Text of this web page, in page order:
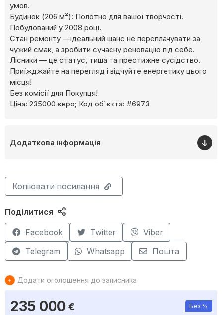
умов.
Будинок (206 м²): Полотно для вашої творчості.
Побудований у 2008 році.
Стан ремонту —ідеальний шанс не переплачувати за
чужий смак, а зробити сучасну реновацію під себе.
Лісники — це статус, тиша та престижне сусідство.
Приїжджайте на перегляд і відчуйте енергетику цього
місця!
Без комісії для Покупця!
Ціна: 235000 євро; Код об`єкта: #6973
Додаткова інформація
Копіювати посилання
Поділитися
Facebook Twitter
Viber
Telegram
Whatsapp Пошта
Додати оголошення до записника
235 000 € Без %